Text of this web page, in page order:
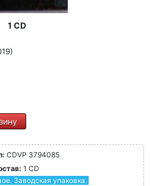
1 CD
CDVP 3794085
1 CD
Заводская упаковка.